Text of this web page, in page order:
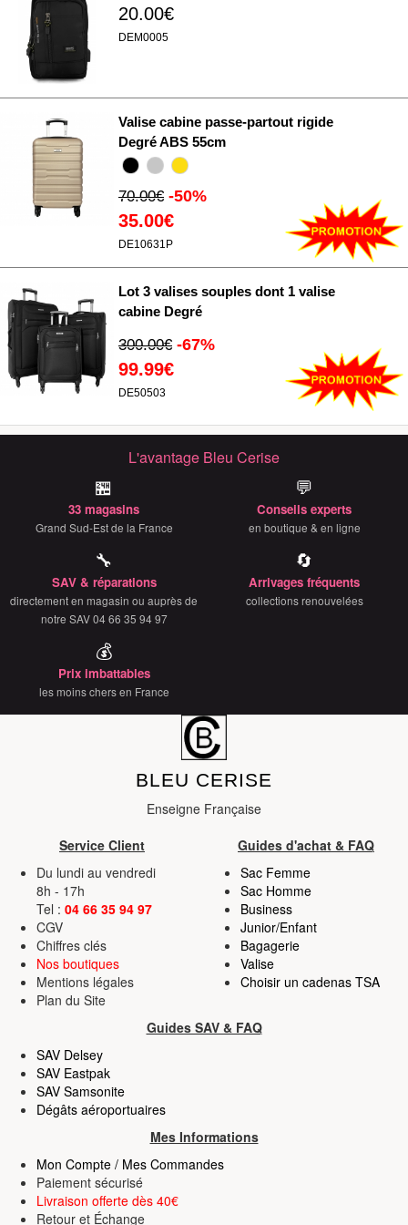
médias sociaux et d'analyser notre trafic. Nous
partageons également des informations sur l'utilisation de
notre site avec nos partenaires de médias sociaux, de
publicité et d'analyse, qui peuvent combiner celles-ci
avec d'autres informations que vous leur avez fournies
ou qu'ils ont collectées lors de votre utilisation de leurs
services.
20.00€
DEM0005
Valise cabine passe-partout rigide
Degré ABS 55cm
70.00€ -50%
35.00€
DE10631P
Lot 3 valises souples dont 1 valise
cabine Degré
300.00€ -67%
99.99€
DE50503
L'avantage Bleu Cerise
🏪
33 magasins
Grand Sud-Est de la France
💬
Conseils experts
en boutique & en ligne
🔧
SAV & réparations
directement en magasin ou auprès de
notre SAV 04 66 35 94 97
🔄
Arrivages fréquents
collections renouvelées
💰
Prix imbattables
les moins chers en France
BLEU CERISE
Enseigne Française
Service Client
Guides d'achat & FAQ
Du lundi au vendredi
8h - 17h
Tel : 04 66 35 94 97
CGV
Chiffres clés
Nos boutiques
Mentions légales
Plan du Site
Sac Femme
Sac Homme
Business
Junior/Enfant
Bagagerie
Valise
Choisir un cadenas TSA
Guides SAV & FAQ
SAV Delsey
SAV Eastpak
SAV Samsonite
Dégâts aéroportuaires
Mes Informations
Mon Compte / Mes Commandes
Paiement sécurisé
Livraison offerte dès 40€
Retour et Échange